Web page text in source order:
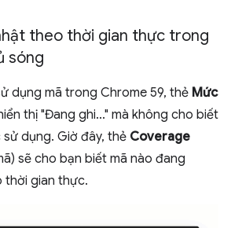
theo thời gian thực trong
sóng
dụng mã trong Chrome 59, thẻ Mức
thị "Đang ghi..." mà không cho biết
dụng. Giờ đây, thẻ Coverage
sẽ cho bạn biết mã nào đang
thời gian thực.